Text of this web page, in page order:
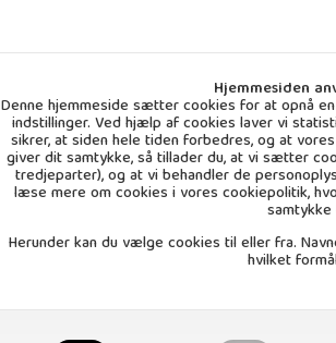
Hjemmesiden
Denne hjemmeside sætter cookies for at opnå
indstillinger. Ved hjælp af cookies laver vi
sikrer, at siden hele tiden forbedres, og at
giver dit samtykke, så tillader du, at vi sætter
tredjeparter), og at vi behandler de
læse mere om cookies i vores cookiepolitik,
Herunder kan du vælge cookies til eller fra.
hvilket
Sesamfrø 500 g. Økologisk